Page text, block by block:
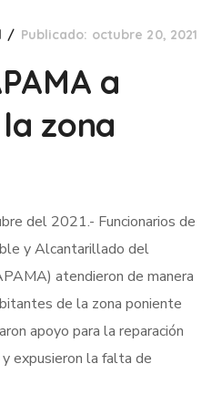
Publicado: octubre 20, 2021
a
zona
del 2021.- Funcionarios de
y Alcantarillado del
atendieron de manera
de la zona poniente
apoyo para la reparación
expusieron la falta de